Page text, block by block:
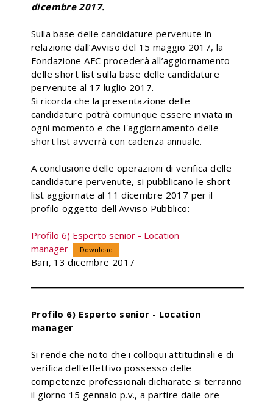
dicembre 2017.
Sulla base delle candidature pervenute in
relazione dall’Avviso del 15 maggio 2017, la
Fondazione AFC procederà all’aggiornamento
delle short list sulla base delle candidature
pervenute al 17 luglio 2017.
Si ricorda che la presentazione delle
candidature potrà comunque essere inviata in
ogni momento e che l'aggiornamento delle
short list avverrà con cadenza annuale.
A conclusione delle operazioni di verifica delle
candidature pervenute, si pubblicano le short
list aggiornate al 11 dicembre 2017 per il
profilo oggetto dell'Avviso Pubblico:
Profilo 6) Esperto senior - Location
manager
Download
Bari, 13 dicembre 2017
Profilo 6) Esperto senior - Location
manager
Si rende che noto che i colloqui attitudinali e di
verifica dell'effettivo possesso delle
competenze professionali dichiarate si terranno
il giorno 15 gennaio p.v., a partire dalle ore